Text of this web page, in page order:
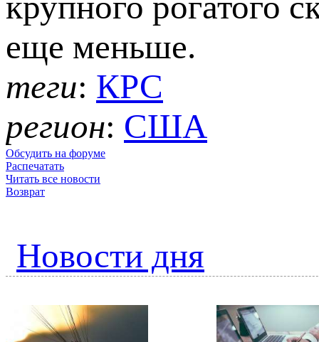
еще меньше.
теги: КРС
регион: США
Обсудить на форуме
Распечатать
Читать все новости
Возврат
Новости дня